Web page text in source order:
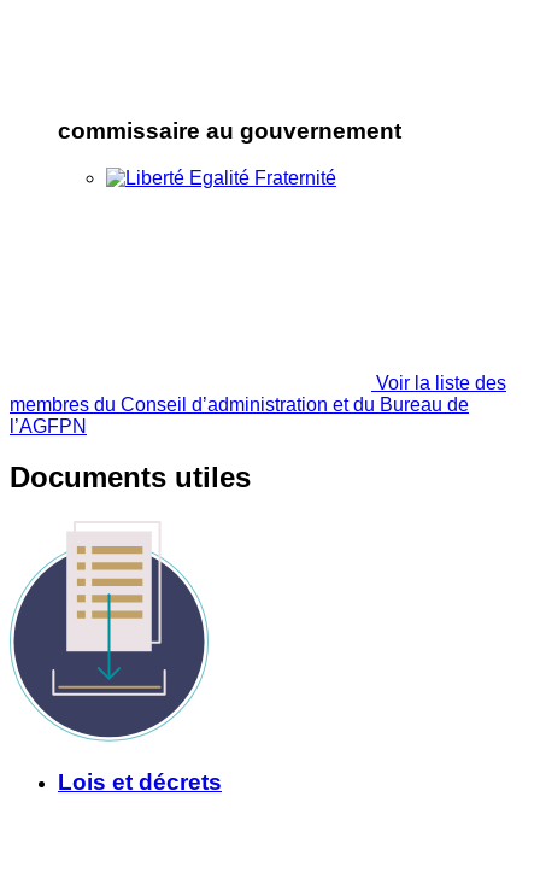
commissaire au gouvernement
Voir la liste des
membres du Conseil d’administration et du Bureau de
l’AGFPN
Documents utiles
Lois et décrets